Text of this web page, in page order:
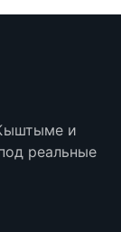
и
реальные